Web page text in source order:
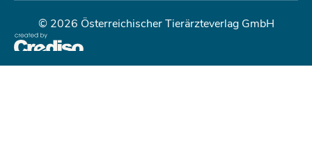
© 2026 Österreichischer Tierärzteverlag GmbH